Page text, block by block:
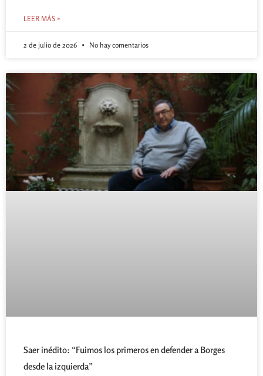
LEER MÁS »
2 de julio de 2026 No hay comentarios
Saer inédito: “Fuimos los primeros en defender a Borges
desde la izquierda”